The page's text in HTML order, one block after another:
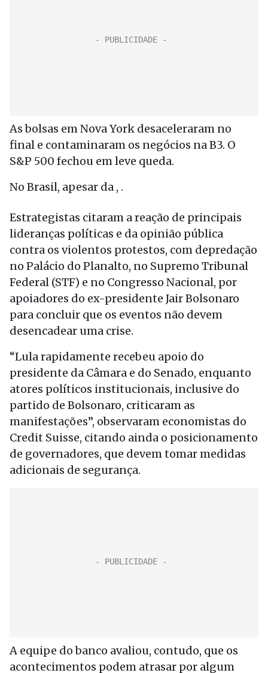
As bolsas em Nova York desaceleraram no
final e contaminaram os negócios na B3. O
S&P 500 fechou em leve queda.
No Brasil, apesar da , .
Estrategistas citaram a reação de principais
lideranças políticas e da opinião pública
contra os violentos protestos, com depredação
no Palácio do Planalto, no Supremo Tribunal
Federal (STF) e no Congresso Nacional, por
apoiadores do ex-presidente Jair Bolsonaro
para concluir que os eventos não devem
desencadear uma crise.
“Lula rapidamente recebeu apoio do
presidente da Câmara e do Senado, enquanto
atores políticos institucionais, inclusive do
partido de Bolsonaro, criticaram as
manifestações”, observaram economistas do
Credit Suisse, citando ainda o posicionamento
de governadores, que devem tomar medidas
adicionais de segurança.
A equipe do banco avaliou, contudo, que os
acontecimentos podem atrasar por algum